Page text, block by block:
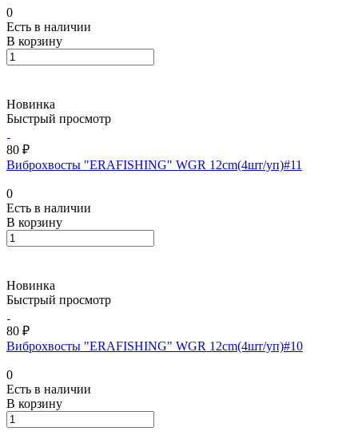
0
Есть в наличии
В корзину
Новинка
Быстрый просмотр
80 ₽
Виброхвосты "ERAFISHING" WGR 12cm(4шт/уп)#11
0
Есть в наличии
В корзину
Новинка
Быстрый просмотр
80 ₽
Виброхвосты "ERAFISHING" WGR 12cm(4шт/уп)#10
0
Есть в наличии
В корзину